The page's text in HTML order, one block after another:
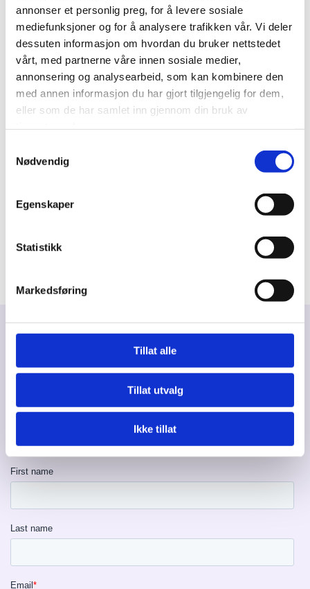
annonser et personlig preg, for å levere sosiale
mediefunksjoner og for å analysere trafikken vår. Vi deler
dessuten informasjon om hvordan du bruker nettstedet
vårt, med partnerne våre innen sosiale medier,
annonsering og analysearbeid, som kan kombinere den
med annen informasjon du har gjort tilgjengelig for dem,
eller som de har samlet inn gjennom din bruk av
Nødvendig
Egenskaper
Statistikk
Markedsføring
Tillat alle
Tillat utvalg
Ikke tillat
Kommentar
Utviklet av
Personvern
Meld deg på vårt nyhetsbrev!